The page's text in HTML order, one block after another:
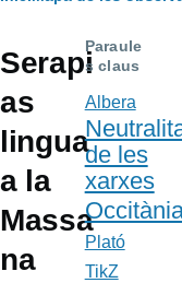
d'Ariadna
Serapi
as
lingua
a la
Massa
na
Paraule
s claus
Albera
de les
xarxes
Plató
TikZ